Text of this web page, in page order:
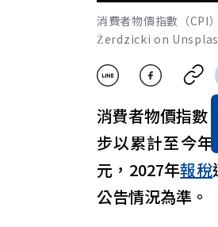
消費者物價指數（CPI
Żerdzicki on
消費者物價指數
步以累計至今
元，2027年報稅
公告情況為準。